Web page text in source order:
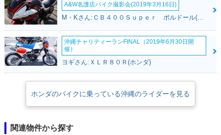
A&W名護店バイク撮影会(2019年3月16日)
沖縄チャリティーランFINAL（2019年6月30日開
催）
ヨギさん:ＸＬＲ８０Ｒ(ホンダ)
ホンダのバイクに乗っている沖縄のライダーを見る
関連物件から探す